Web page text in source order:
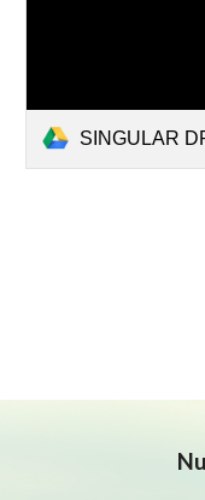
SINGULAR